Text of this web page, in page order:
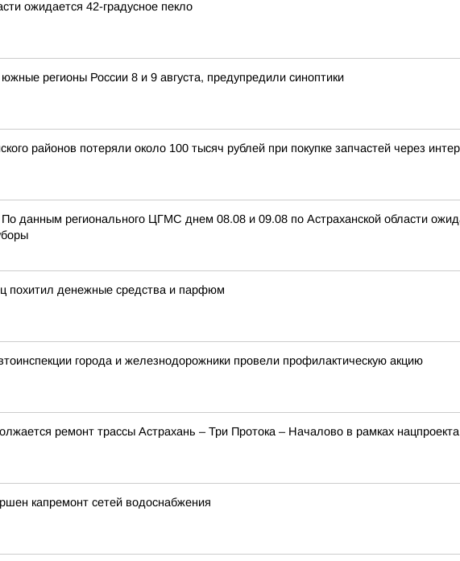
ожидается 42-градусное пекло
регионы России 8 и 9 августа, предупредили синоптики
районов потеряли около 100 тысяч рублей при покупке запчастей через
данным регионального ЦГМС днем 08.08 и 09.08 по Астраханской области
похитил денежные средства и парфюм
города и железнодорожники провели профилактическую акцию
ремонт трассы Астрахань – Три Протока – Началово в рамках
капремонт сетей водоснабжения